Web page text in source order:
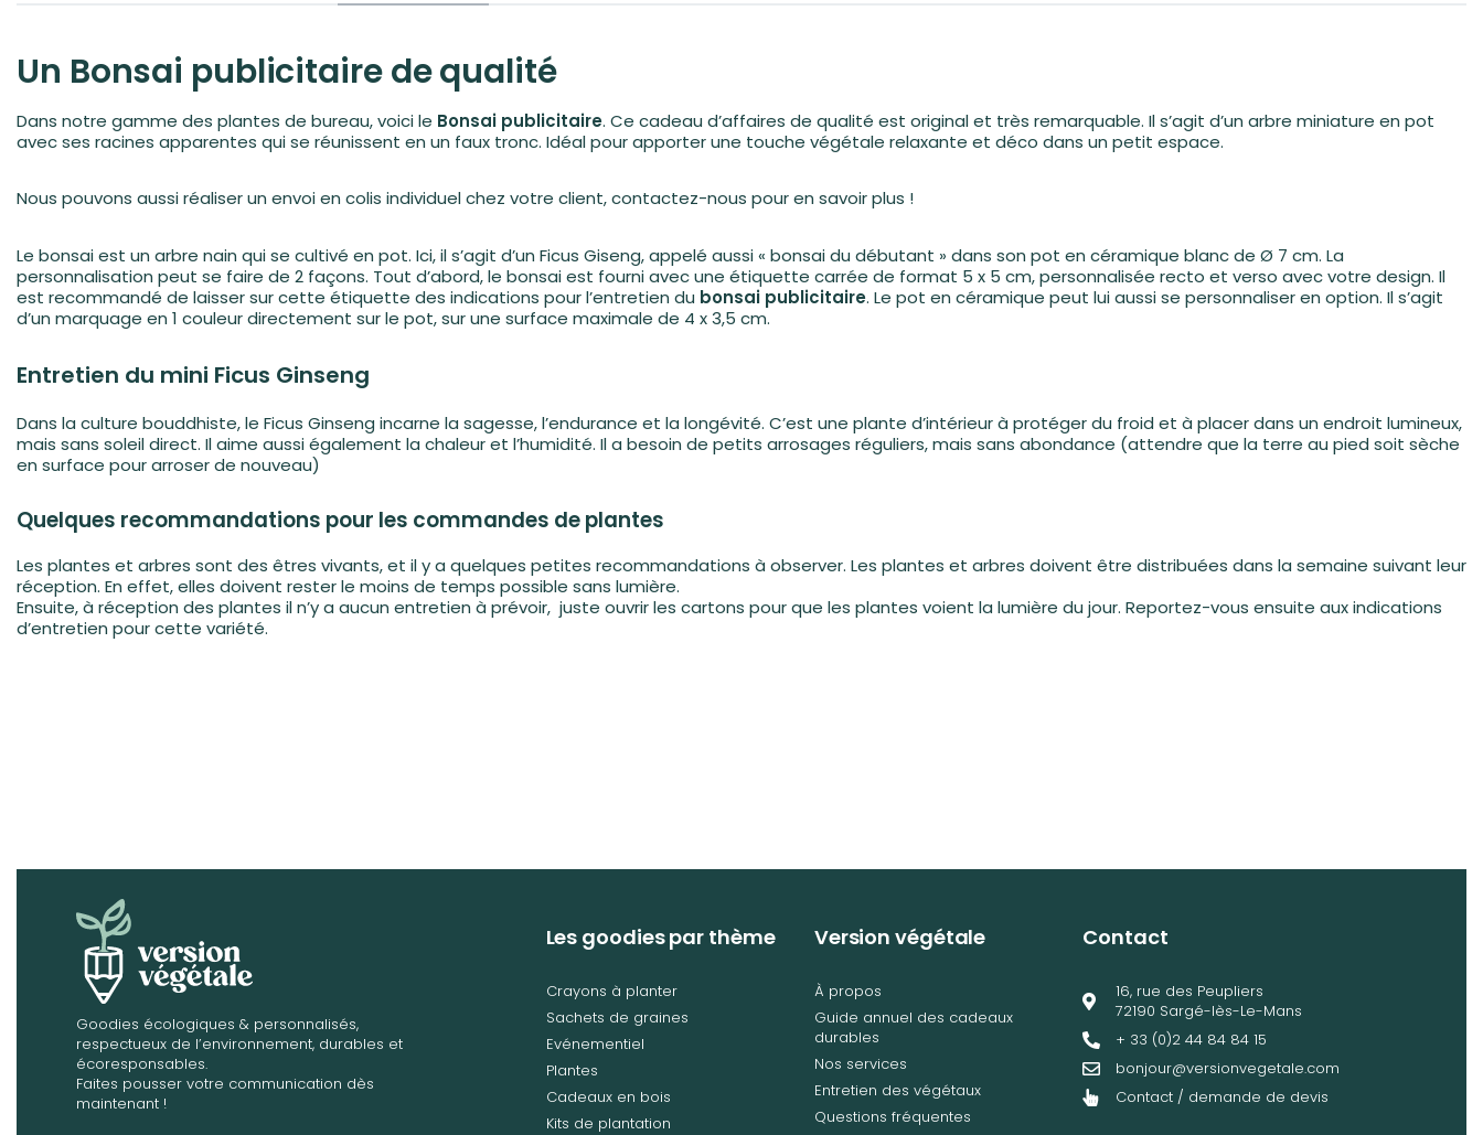
Un Bonsai publicitaire de qualité
Dans notre gamme des plantes de bureau, voici le Bonsai publicitaire. Ce cadeau d’affaires de qualité est original et très remarquable. Il s’agit d’un arbre miniature en pot
avec ses racines apparentes qui se réunissent en un faux tronc. Idéal pour apporter une touche végétale relaxante et déco dans un petit espace.
Nous pouvons aussi réaliser un envoi en colis individuel chez votre client,contactez-nous pour en savoir plus !
Le bonsai est un arbre nain qui se cultivé en pot. Ici, il s’agit d’un Ficus Giseng, appelé aussi « bonsai du débutant » dans son pot en céramique blanc de Ø 7 cm. La
personnalisation peut se faire de 2 façons. Tout d’abord, le bonsai est fourni avec une étiquette carrée de format 5 x 5 cm, personnalisée recto et verso avec votre design. Il
est recommandé de laisser sur cette étiquette des indications pour l’entretien du bonsai publicitaire. Le pot en céramique peut lui aussi se personnaliser en option. Il s’agit
d’un marquage en 1 couleur directement sur le pot, sur une surface maximale de 4 x 3,5 cm.
Entretien du mini Ficus Ginseng
Dans la culture bouddhiste, le Ficus Ginseng incarne la sagesse, l’endurance et la longévité. C’est une plante d’intérieur à protéger du froid et à placer dans un endroit lumineux,
mais sans soleil direct. Il aime aussi également la chaleur et l’humidité. Il a besoin de petits arrosages réguliers, mais sans abondance (attendre que la terre au pied soit sèche
en surface pour arroser de nouveau)
Quelques recommandations pour les commandes de plantes
Les plantes et arbres sont des êtres vivants, et il y a quelques petites recommandations à observer. Les plantes et arbres doivent être distribuées dans la semaine suivant leur
réception. En effet, elles doivent rester le moins de temps possible sans lumière.
Ensuite, à réception des plantes il nʼy a aucun entretien à prévoir, juste ouvrir les cartons pour que les plantes voient la lumière du jour. Reportez-vous ensuite aux indications
d’entretien pour cette variété.
Goodies écologiques & personnalisés,
respectueux de l’environnement, durables et
écoresponsables.
Faites pousser votre communication dès
maintenant !
Les goodies par thème
Crayons à planter
Sachets de graines
Evénementiel
Plantes
Cadeaux en bois
Kits de plantation
Version végétale
À propos
Guide annuel des cadeaux
durables
Nos services
Entretien des végétaux
Questions fréquentes
Contact
16, rue des Peupliers
72190 Sargé-lès-Le-Mans
+ 33 (0)2 44 84 84 15
bonjour@versionvegetale.com
Contact / demande de devis